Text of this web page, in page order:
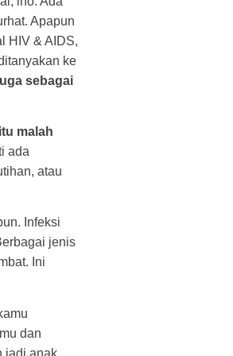
Apapun
HIV & AIDS,
ke
sebagai
malah
ada
atau
Infeksi
jenis
Ini
dan
jadi anak